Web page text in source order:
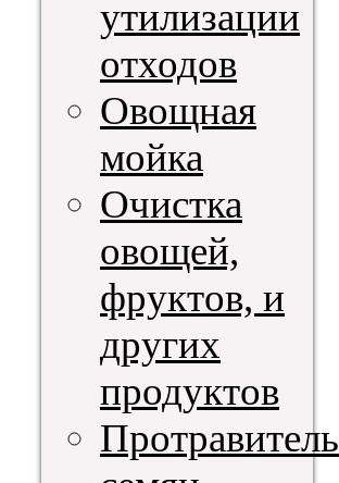
утилизации
отходов
Овощная
мойка
Очистка
овощей,
фруктов, и
других
продуктов
Протравитель